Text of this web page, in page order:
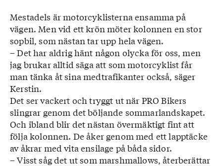
Mestadels är motorcyklisterna ensamma på
vägen. Men vid ett krön möter kolonnen en stor
sopbil, som nästan tar upp hela vägen.
– Det har aldrig hänt någon olycka för oss, men
jag brukar alltid säga att som motorcyklist får
man tänka åt sina medtrafikanter också, säger
Kerstin.
Det ser vackert och tryggt ut när PRO Bikers
slingrar genom det böljande sommarlandskapet.
Och ibland blir det nästan övermäktigt fint att
följa kolonnen. De åker genom med ett lapptäcke
av åkrar med vita ensilage på båda sidor.
– Visst såg det ut som marshmallows, återberättar